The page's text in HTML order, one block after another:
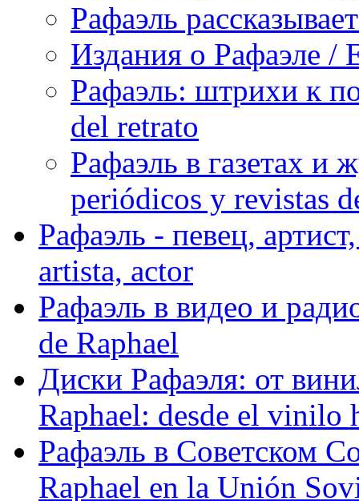
Рафаэль
Издания о Рафаэле /
Рафаэль: штрихи к
del retrato
Рафаэль в газетах и
periódicos y revistas
Рафаэль - певец,
artista, actor
Рафаэль в видео и
de Raphael
Диски Рафаэля: от
Raphael: desde el vinilo
Рафаэль в Советском
Raphael en la Unión